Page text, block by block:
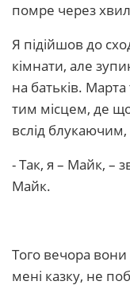
помре через
Я підійшов до
кімнати, але
на батьків. Марта
тим місцем, де
вслід
- Так, я – Майк, –
Майк.
Того вечора
мені казку, не